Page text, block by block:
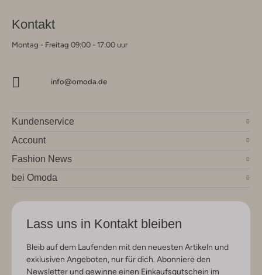
Kontakt
Montag - Freitag 09:00 - 17:00 uur
info@omoda.de
Kundenservice
Account
Fashion News
bei Omoda
Lass uns in Kontakt bleiben
Bleib auf dem Laufenden mit den neuesten Artikeln und
exklusiven Angeboten, nur für dich. Abonniere den
Newsletter und gewinne einen Einkaufsgutschein im